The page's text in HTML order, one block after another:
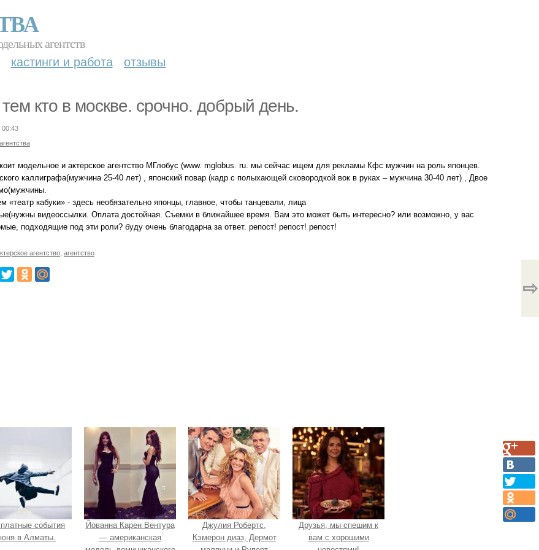
агентств
кастинги и работа отзывы
кто в москве. срочно. добрый день.
00:43
модельное и актерское агентство МГлобус (www. mglobus. ru. мы сейчас ищем для рекламы Кфс мужчин на роль японцев.
каллиграфа(мужчина 25-40 лет) , японский повар (кадр с полыхающей сковородкой вок в руках – мужчина 30-40 лет) , Двое
«театр кабуки» - здесь необязательно японцы, главное, чтобы танцевали, лица
видеоссылки. Оплата достойная. Съемки в ближайшее время. Вам это может быть интересно? или возможно, у вас
подходящие под эти роли? буду очень благодарна за ответ. репост! репост! репост!
агентство агентство
⇨
события
в Алматы.
Йованна Карен Вентура
— американская
Джулия Робертс,
Кэмерон диаз, Дермот
Друзья, мы спешим к
вам с хорошими